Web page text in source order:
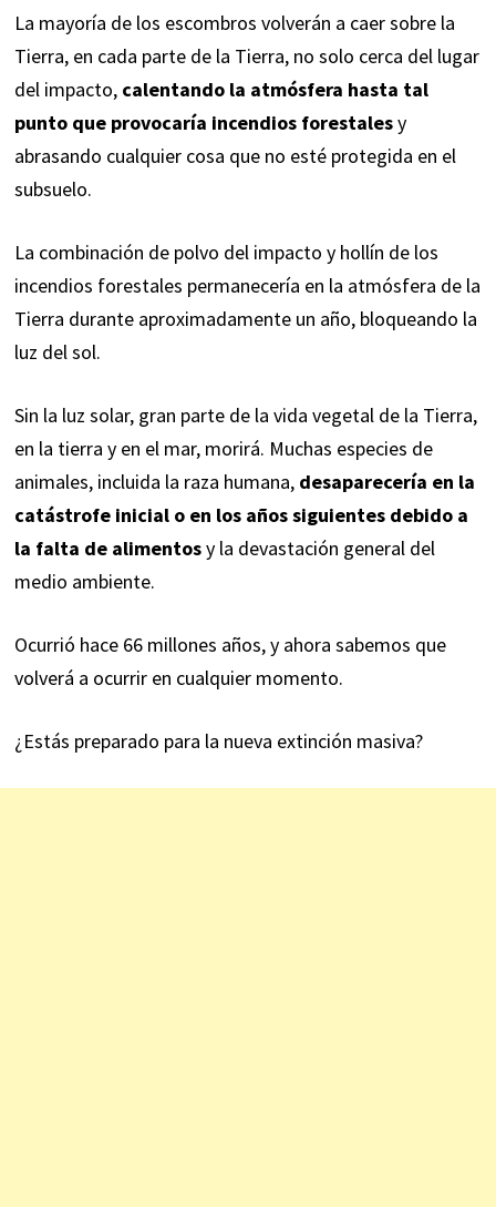
La mayoría de los escombros volverán a caer sobre la
Tierra, en cada parte de la Tierra, no solo cerca del lugar
del impacto, calentando la atmósfera hasta tal
punto que provocaría incendios forestalesy
abrasando cualquier cosa que no esté protegida en el
subsuelo.
La combinación de polvo del impacto y hollín de los
incendios forestales permanecería en la atmósfera de la
Tierra durante aproximadamente un año, bloqueando la
luz del sol.
Sin la luz solar, gran parte de la vida vegetal de la Tierra,
en la tierra y en el mar, morirá. Muchas especies de
animales, incluida la raza humana, desaparecería en la
catástrofe inicial o en los años siguientes debido a
la falta de alimentosy la devastación general del
medio ambiente.
Ocurrió hace 66 millones años, y ahora sabemos que
volverá a ocurrir en cualquier momento.
¿Estás preparado para la nueva extinción masiva?